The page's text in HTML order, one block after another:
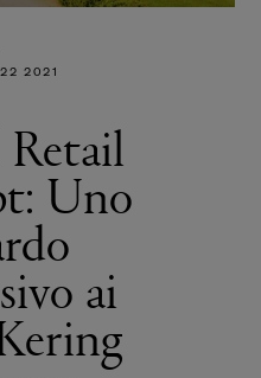
2021
Uno
ai